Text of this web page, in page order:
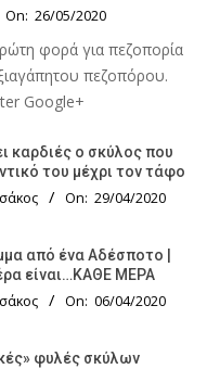
On: 26/05/2020
φορά για πεζοπορία
πεζοπόρου.
Google+
καρδιές ο σκύλος που
του μέχρι τον τάφο
On: 29/04/2020
από ένα Αδέσποτο |
είναι…ΚΑΘΕ ΜΕΡΑ
On: 06/04/2020
φυλές σκύλων